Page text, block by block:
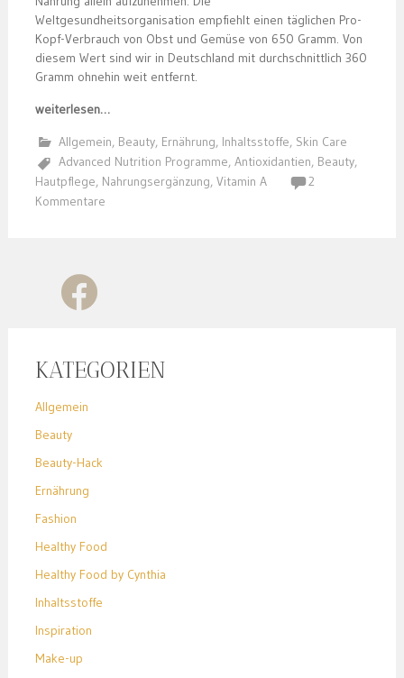
Weltgesundheitsorganisation empfiehlt einen täglichen Pro-
Kopf-Verbrauch von Obst und Gemüse von 650 Gramm. Von
diesem Wert sind wir in Deutschland mit durchschnittlich 360
Gramm ohnehin weit entfernt.
weiterlesen…
Allgemein, Beauty, Ernährung, Inhaltsstoffe, Skin Care
Advanced Nutrition Programme, Antioxidantien, Beauty,
Hautpflege, Nahrungsergänzung, Vitamin A
2
Kommentare
KATEGORIEN
Allgemein
Beauty
Beauty-Hack
Ernährung
Fashion
Healthy Food
Healthy Food by Cynthia
Inhaltsstoffe
Inspiration
Make-up